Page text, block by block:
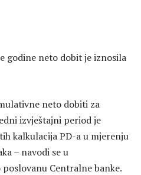
godine neto dobit je iznosila
neto dobiti za
izvještajni period je
kalkulacija PD-a u mjerenju
– navodi se u
Centralne banke.